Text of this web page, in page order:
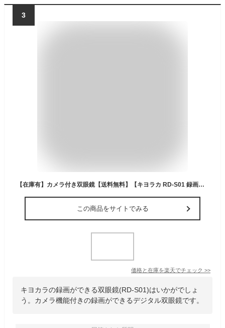
3
【在庫有】カメラ付き双眼鏡【送料無料】【キヨラカ RD-S01 録画ができるデジタル双眼鏡】カメラ機能付き双眼鏡 6ヶ月保証付き
この商品をサイトでみる
価格と在庫を楽天でチェック >>
キヨカラの録画ができる双眼鏡(RD-S01)はいかがでしょ
う。カメラ機能付きの録画ができるデジタル双眼鏡です。